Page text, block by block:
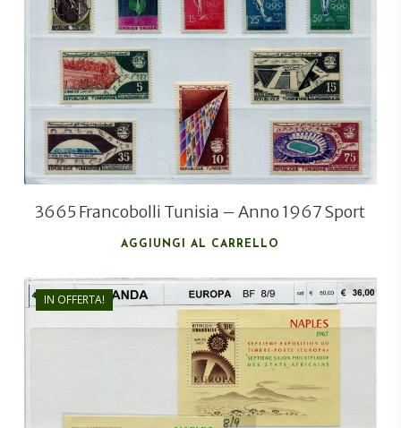
€4,80
3665 Francobolli Tunisia – Anno 1967 Sport
AGGIUNGI AL CARRELLO
IN OFFERTA!
36,00
€27,00